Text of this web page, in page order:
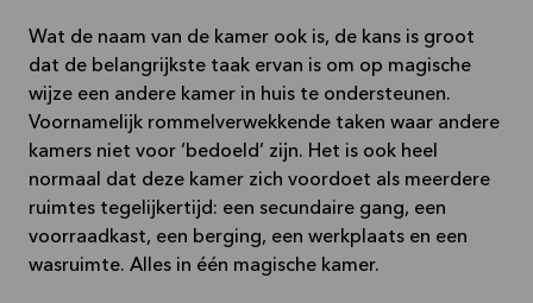
Wat de naam van de kamer ook is, de kans is groot
dat de belangrijkste taak ervan is om op magische
wijze een andere kamer in huis te ondersteunen.
Voornamelijk rommelverwekkende taken waar andere
kamers niet voor ‘bedoeld’ zijn. Het is ook heel
normaal dat deze kamer zich voordoet als meerdere
ruimtes tegelijkertijd: een secundaire gang, een
voorraadkast, een berging, een werkplaats en een
wasruimte. Alles in één magische kamer.